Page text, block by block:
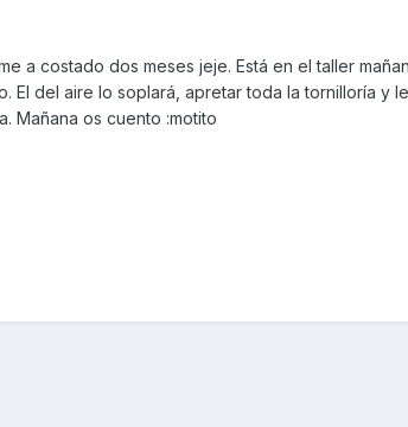
a costado dos meses jeje. Está en el taller
El del aire lo soplará, apretar toda la tornilloría y
Mañana os cuento :motito